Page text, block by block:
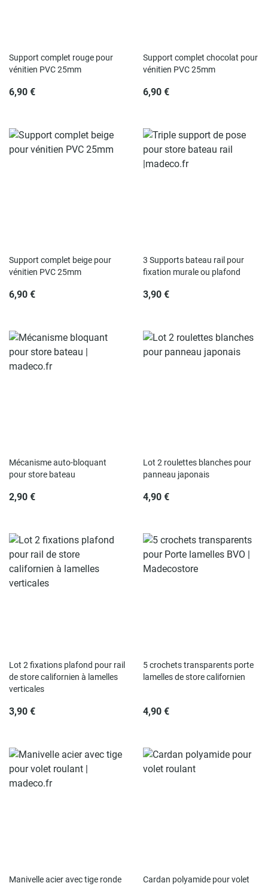
Support complet rouge pour
vénitien PVC 25mm
6,90 €
Support complet chocolat pour
vénitien PVC 25mm
6,90 €
Support complet beige pour
vénitien PVC 25mm
6,90 €
3 Supports bateau rail pour
fixation murale ou plafond
3,90 €
Mécanisme auto-bloquant
pour store bateau
2,90 €
Lot 2 roulettes blanches pour
panneau japonais
4,90 €
Lot 2 fixations plafond pour rail
de store californien à lamelles
verticales
3,90 €
5 crochets transparents porte
lamelles de store californien
4,90 €
Manivelle acier avec tige ronde
Cardan polyamide pour volet